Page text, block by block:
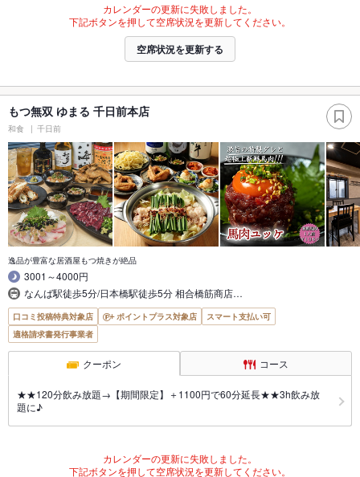
カレンダーの更新に失敗しました。
下記ボタンを押して空席状況を更新してください。
空席状況を更新する
もつ無双 ゆまる 千日前本店
和食 千日前
逸品が豊富な居酒屋もつ焼きが絶品
3001～4000円
なんば駅徒歩5分/日本橋駅徒歩5分 相合橋筋商店…
口コミ投稿特典対象店 ポイントプラス対象店
スマート支払い可
適格請求書発行事業者
クーポン コース
★★120分飲み放題→【期間限定】＋1100円で60分延長★★3h飲み放
題に♪
カレンダーの更新に失敗しました。
下記ボタンを押して空席状況を更新してください。